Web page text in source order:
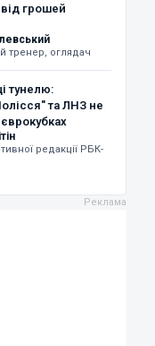
грошей
тренер, оглядач
тунелю:
та ЛНЗ не
редакції РБК-